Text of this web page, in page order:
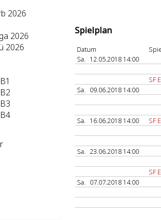
2026
2026
2026
Spielplan
Datum
Sa. 12.05.2018 14:00
SF
Sa. 09.06.2018 14:00
Sa. 16.06.2018 14:00 SF
Sa. 23.06.2018 14:00
SF
Sa. 07.07.2018 14:00